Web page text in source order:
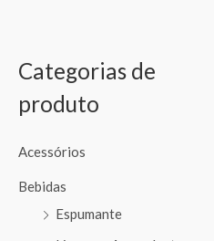
Categorias de
produto
Acessórios
Bebidas
Espumante